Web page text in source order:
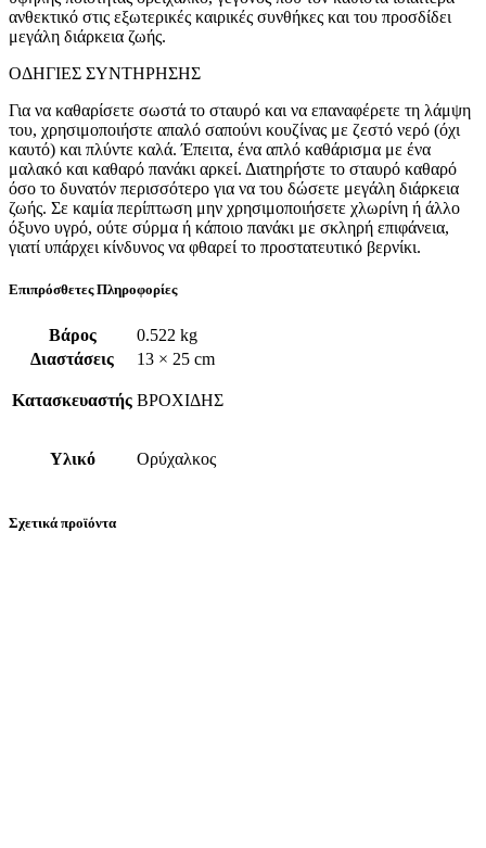
ανθεκτικό στις εξωτερικές καιρικές συνθήκες και του προσδίδει
μεγάλη διάρκεια ζωής.
ΟΔΗΓΙΕΣ ΣΥΝΤΗΡΗΣΗΣ
Για να καθαρίσετε σωστά το σταυρό και να επαναφέρετε τη λάμψη
του, χρησιμοποιήστε απαλό σαπούνι κουζίνας με ζεστό νερό (όχι
καυτό) και πλύντε καλά. Έπειτα, ένα απλό καθάρισμα με ένα
μαλακό και καθαρό πανάκι αρκεί. Διατηρήστε το σταυρό καθαρό
όσο το δυνατόν περισσότερο για να του δώσετε μεγάλη διάρκεια
ζωής. Σε καμία περίπτωση μην χρησιμοποιήσετε χλωρίνη ή άλλο
όξυνο υγρό, ούτε σύρμα ή κάποιο πανάκι με σκληρή επιφάνεια,
γιατί υπάρχει κίνδυνος να φθαρεί το προστατευτικό βερνίκι.
Επιπρόσθετες Πληροφορίες
Βάρος
0.522 kg
Διαστάσεις
13 × 25 cm
Κατασκευαστής ΒΡΟΧΙΔΗΣ
Υλικό Ορύχαλκος
Σχετικά προϊόντα